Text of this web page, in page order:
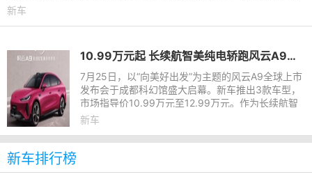
预售成绩单提前引爆了市
新车
10.99万元起 长续航智美纯电轿跑风云A9全球上市
7月25日，以“向美好出发”为主题的风云A9全球上市
发布会于成都科幻馆盛大启幕。新车推出3款车型，
市场指导价10.99万元至12.99万元。作为长续航智
美纯电轿跑，风云A9汇聚时尚造型、治愈空间、贴
新车
新车排行榜